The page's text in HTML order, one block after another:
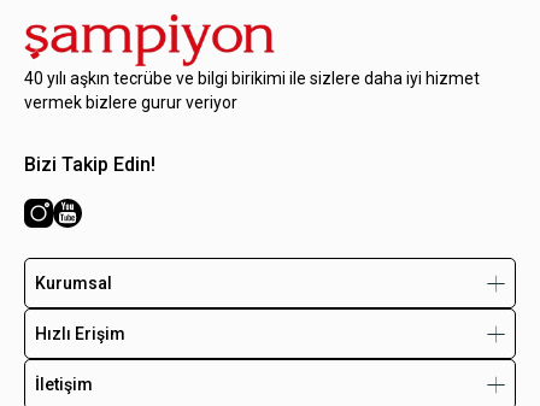
40 yılı aşkın tecrübe ve bilgi birikimi ile sizlere daha iyi hizmet
vermek bizlere gurur veriyor
Bizi Takip Edin!
Kurumsal
Hızlı Erişim
İletişim